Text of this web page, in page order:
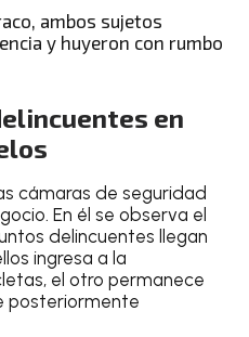
ambos sujetos
y huyeron con rumbo
en
cámaras de seguridad
En él se observa el
delincuentes llegan
ingresa a la
el otro permanece
posteriormente